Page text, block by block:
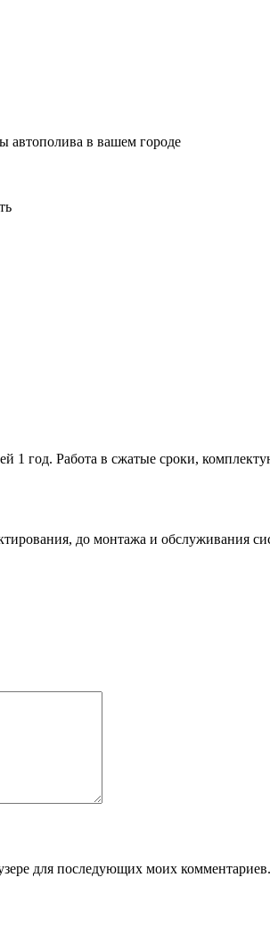
автополива в вашем городе
1 год. Работа в сжатые сроки,
до монтажа и обслуживания
для последующих моих комментариев.